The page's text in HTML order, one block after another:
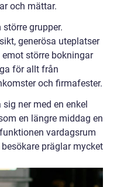
och mättar.
grupper.
generösa uteplatser
större bokningar
för allt från
och firmafester.
ner med en enkel
en längre middag en
vardagsrum
präglar mycket